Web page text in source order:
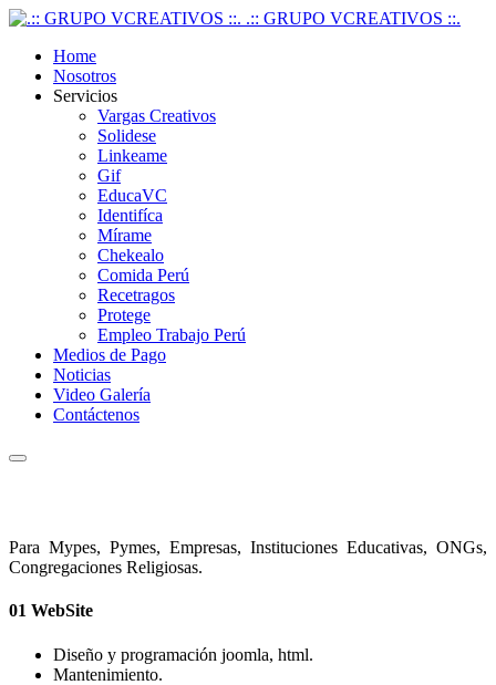
.:: GRUPO VCREATIVOS ::.
Home
Nosotros
Servicios
Vargas Creativos
Solidese
Linkeame
Gif
EducaVC
Identifíca
Mírame
Chekealo
Comida Perú
Recetragos
Protege
Empleo Trabajo Perú
Medios de Pago
Noticias
Video Galería
Contáctenos
Para Mypes, Pymes, Empresas, Instituciones Educativas, ONGs,
Congregaciones Religiosas.
01 WebSite
Diseño y programación joomla, html.
Mantenimiento.